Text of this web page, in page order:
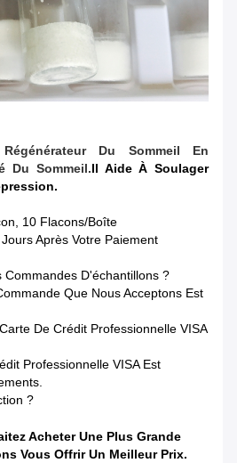
Du Sommeil En
Du Sommeil.Il Aide À Soulager
10 Flacons/boîte
Après Votre Paiement
Commandes D'échantillons ?
Que Nous Acceptons Est
De Crédit Professionnelle VISA
Professionnelle VISA Est
?
Acheter Une Plus Grande
Vous Offrir Un Meilleur Prix.